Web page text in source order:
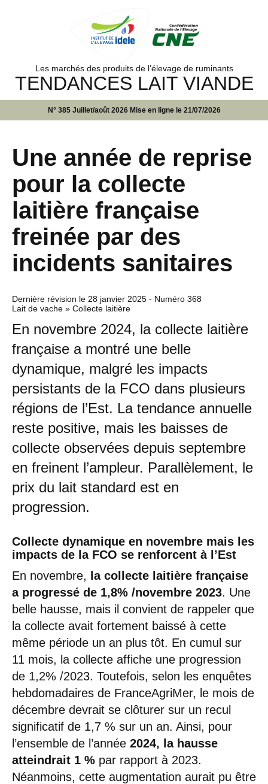
Les marchés des produits de l’élevage de ruminants
TENDANCES LAIT VIANDE
N° 385 Juillet/août 2026 Mise en ligne le 21/07/2026
Une année de reprise
pour la collecte
laitière française
freinée par des
incidents sanitaires
Dernière révision le 28 janvier 2025 - Numéro 368
Lait de vache » Collecte laitière
En novembre 2024, la collecte laitière
française a montré une belle
dynamique, malgré les impacts
persistants de la FCO dans plusieurs
régions de l’Est. La tendance annuelle
reste positive, mais les baisses de
collecte observées depuis septembre
en freinent l’ampleur. Parallèlement, le
prix du lait standard est en
progression.
Collecte dynamique en novembre mais les
impacts de la FCO se renforcent à l’Est
En novembre,
la collecte laitière française
a progressé de 1,8% /novembre 2023. Une
belle hausse, mais il convient de rappeler que
la collecte avait fortement baissé à cette
même période un an plus tôt. En cumul sur
11 mois, la collecte affiche une progression
de 1,2% /2023. Toutefois, selon les enquêtes
hebdomadaires de FranceAgriMer, le mois de
décembre devrait se clôturer sur un recul
significatif de 1,7 % sur un an. Ainsi, pour
l’ensemble de l’année 2024, la hausse
atteindrait 1 % par rapport à 2023.
Néanmoins, cette augmentation aurait pu être